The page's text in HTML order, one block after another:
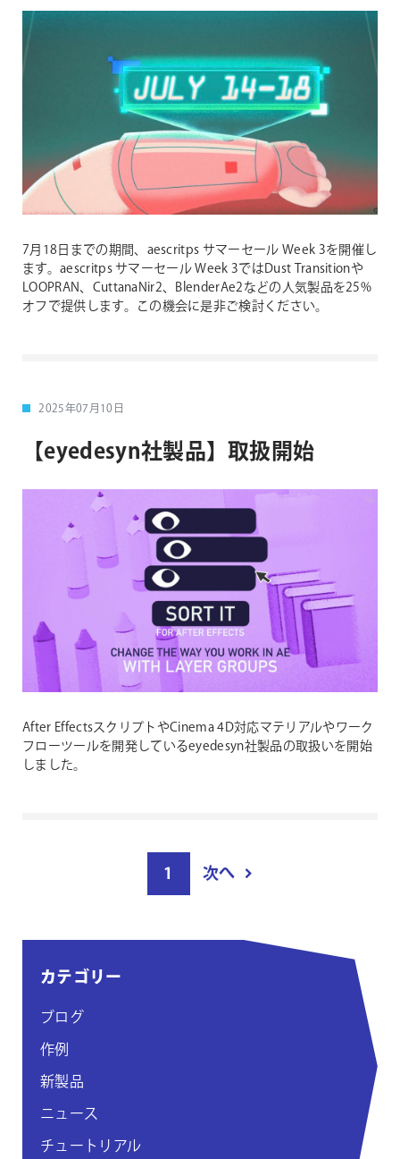
7月18日までの期間、aescritps サマーセール Week 3を開催し
ます。aescritps サマーセール Week 3ではDust Transitionや
LOOPRAN、CuttanaNir2、BlenderAe2などの人気製品を25%
オフで提供します。この機会に是非ご検討ください。
2025年07月10日
【eyedesyn社製品】取扱開始
After EffectsスクリプトやCinema 4D対応マテリアルやワーク
フローツールを開発しているeyedesyn社製品の取扱いを開始
しました。
ー
1 次へ
カテゴリー
ブログ
作例
新製品
ニュース
チュートリアル